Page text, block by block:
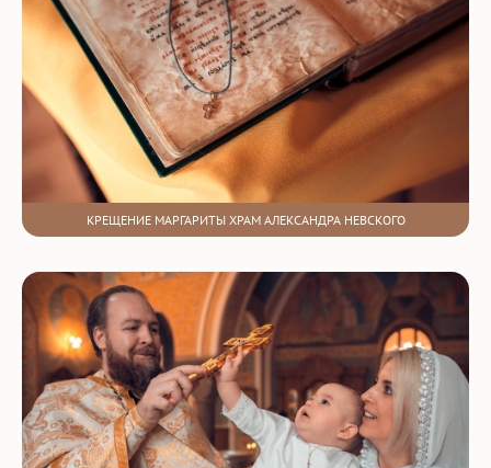
КРЕЩЕНИЕ МАРГАРИТЫ ХРАМ АЛЕКСАНДРА НЕВСКОГО